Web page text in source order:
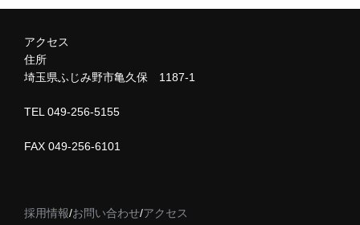
アクセス
住所
埼玉県ふじみ野市亀久保 1187-1
TEL 049-256-5155
FAX 049-256-6101
採用情報/お問い合わせ/アクセス